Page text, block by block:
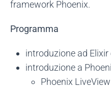
framework Phoenix.
Programma
introduzione ad
introduzione a
Phoenix